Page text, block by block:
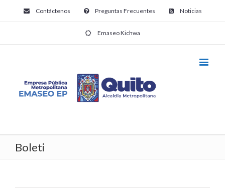
Contáctenos Preguntas Frecuentes Noticias
Emaseo Kichwa
Boleti